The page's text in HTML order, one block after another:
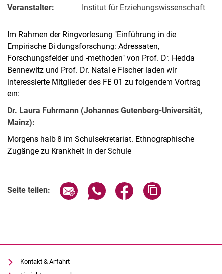
Veranstalter:
Institut für Erziehungswissenschaft
Im Rahmen der Ringvorlesung "Einführung in die
Empirische Bildungsforschung: Adressaten,
Forschungsfelder und -methoden" von Prof. Dr. Hedda
Bennewitz und Prof. Dr. Natalie Fischer laden wir
interessierte Mitglieder des FB 01 zu folgendem Vortrag
ein:
Dr. Laura Fuhrmann (Johannes Gutenberg-Universität,
Mainz):
Morgens halb 8 im Schulsekretariat. Ethnographische
Zugänge zu Krankheit in der Schule
Seite teilen: Seite über E-Mail teilen
Seite über WhatsApp teilen
Seite über Facebook
Kontakt & Anfahrt